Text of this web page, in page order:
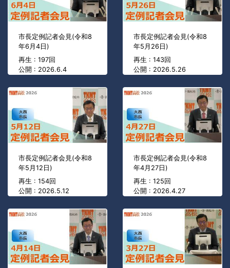
市長定例記者会見(令和8
年6月4日)
再生 : 197回
公開 : 2026.6.4
市長定例記者会見(令和8
年5月26日)
再生 : 143回
公開 : 2026.5.26
市長定例記者会見(令和8
年5月12日)
再生 : 154回
公開 : 2026.5.12
市長定例記者会見(令和8
年4月27日)
再生 : 125回
公開 : 2026.4.27